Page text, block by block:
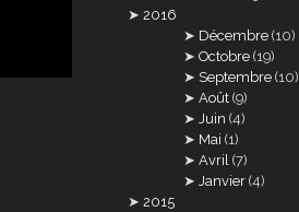
2016
Décembre (10)
Octobre (19)
Septembre (10)
Août (9)
Juin (4)
Mai (1)
Avril (7)
Janvier (4)
2015